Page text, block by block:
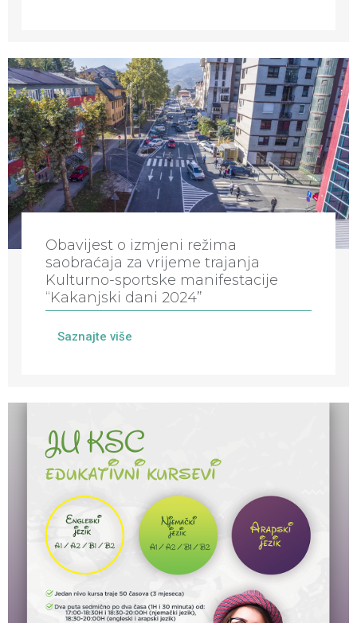
Obavijest o izmjeni režima
saobraćaja za vrijeme trajanja
Kulturno-sportske manifestacije
“Kakanjski dani 2024”
Saznajte više